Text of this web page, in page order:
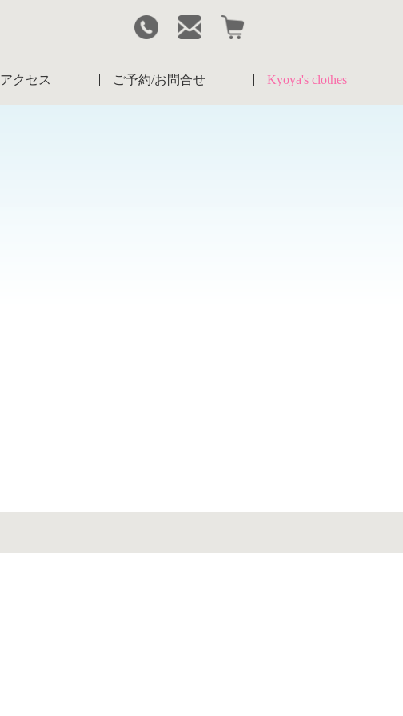
アクセス ご予約/お問合せ Kyoya's clothes